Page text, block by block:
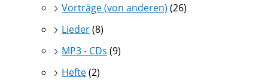
Vorträge (von anderen) (26)
Lieder(8)
MP3 - CDs (9)
Hefte(2)